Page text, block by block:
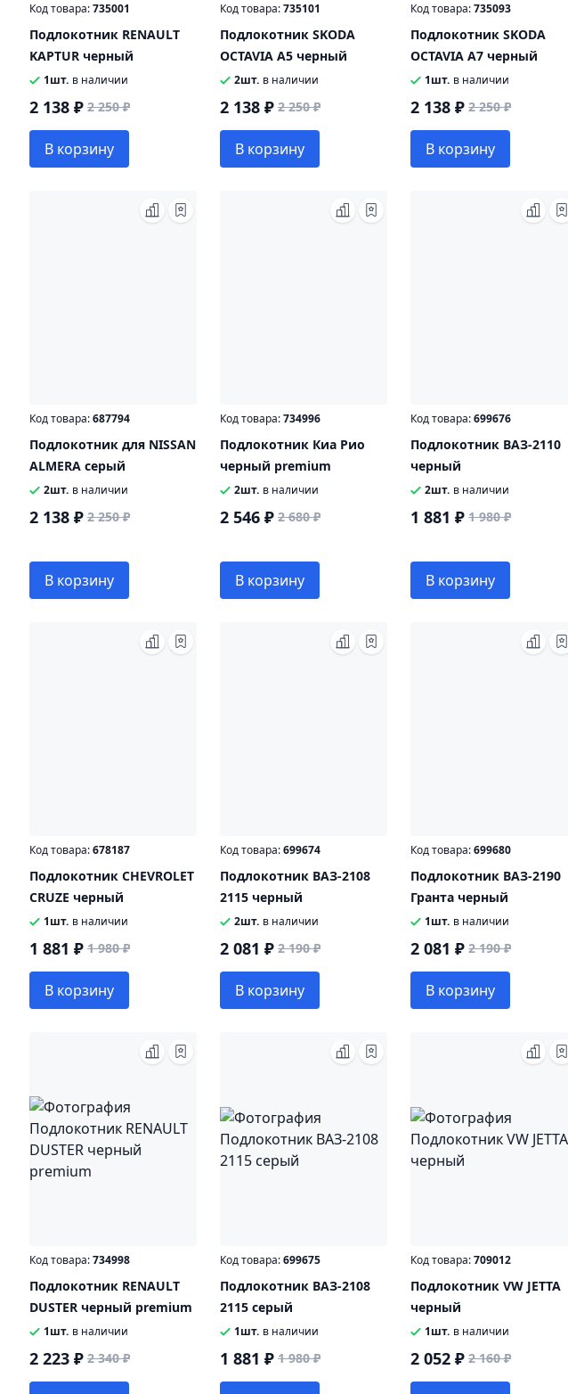
Код товара:735001
Подлокотник RENAULT
KAPTUR черный
1шт. в наличии
2 138 ₽ 2 250 ₽
В корзину
Код товара:735101
Подлокотник SKODA
OCTAVIA A5 черный
2шт. в наличии
2 138 ₽ 2 250 ₽
В корзину
Код товара:735093
Подлокотник SKODA
OCTAVIA A7 черный
1шт. в наличии
2 138 ₽ 2 250 ₽
В корзину
Код товара:687794
Подлокотник для NISSAN
ALMERA серый
2шт. в наличии
2 138 ₽ 2 250 ₽
В корзину
Код товара:734996
Подлокотник Киа Рио
черный premium
2шт. в наличии
2 546 ₽ 2 680 ₽
В корзину
Код товара:699676
Подлокотник ВАЗ-2110
черный
2шт. в наличии
1 881 ₽ 1 980 ₽
В корзину
Код товара:678187
Подлокотник CHEVROLET
CRUZE черный
1шт. в наличии
1 881 ₽ 1 980 ₽
В корзину
Код товара:699674
Подлокотник ВАЗ-2108
2115 черный
2шт. в наличии
2 081 ₽ 2 190 ₽
В корзину
Код товара:699680
Подлокотник ВАЗ-2190
Гранта черный
1шт. в наличии
2 081 ₽ 2 190 ₽
В корзину
Код товара:734998
Подлокотник RENAULT
DUSTER черный premium
1шт. в наличии
2 223 ₽ 2 340 ₽
Код товара:699675
Подлокотник ВАЗ-2108
2115 серый
1шт. в наличии
1 881 ₽ 1 980 ₽
Код товара:709012
Подлокотник VW JETTA
черный
1шт. в наличии
2 052 ₽ 2 160 ₽